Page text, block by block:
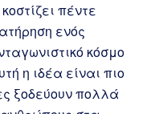
πέντε
ενός
κόσμο
η ιδέα είναι πιο
ξοδεύουν πολλά